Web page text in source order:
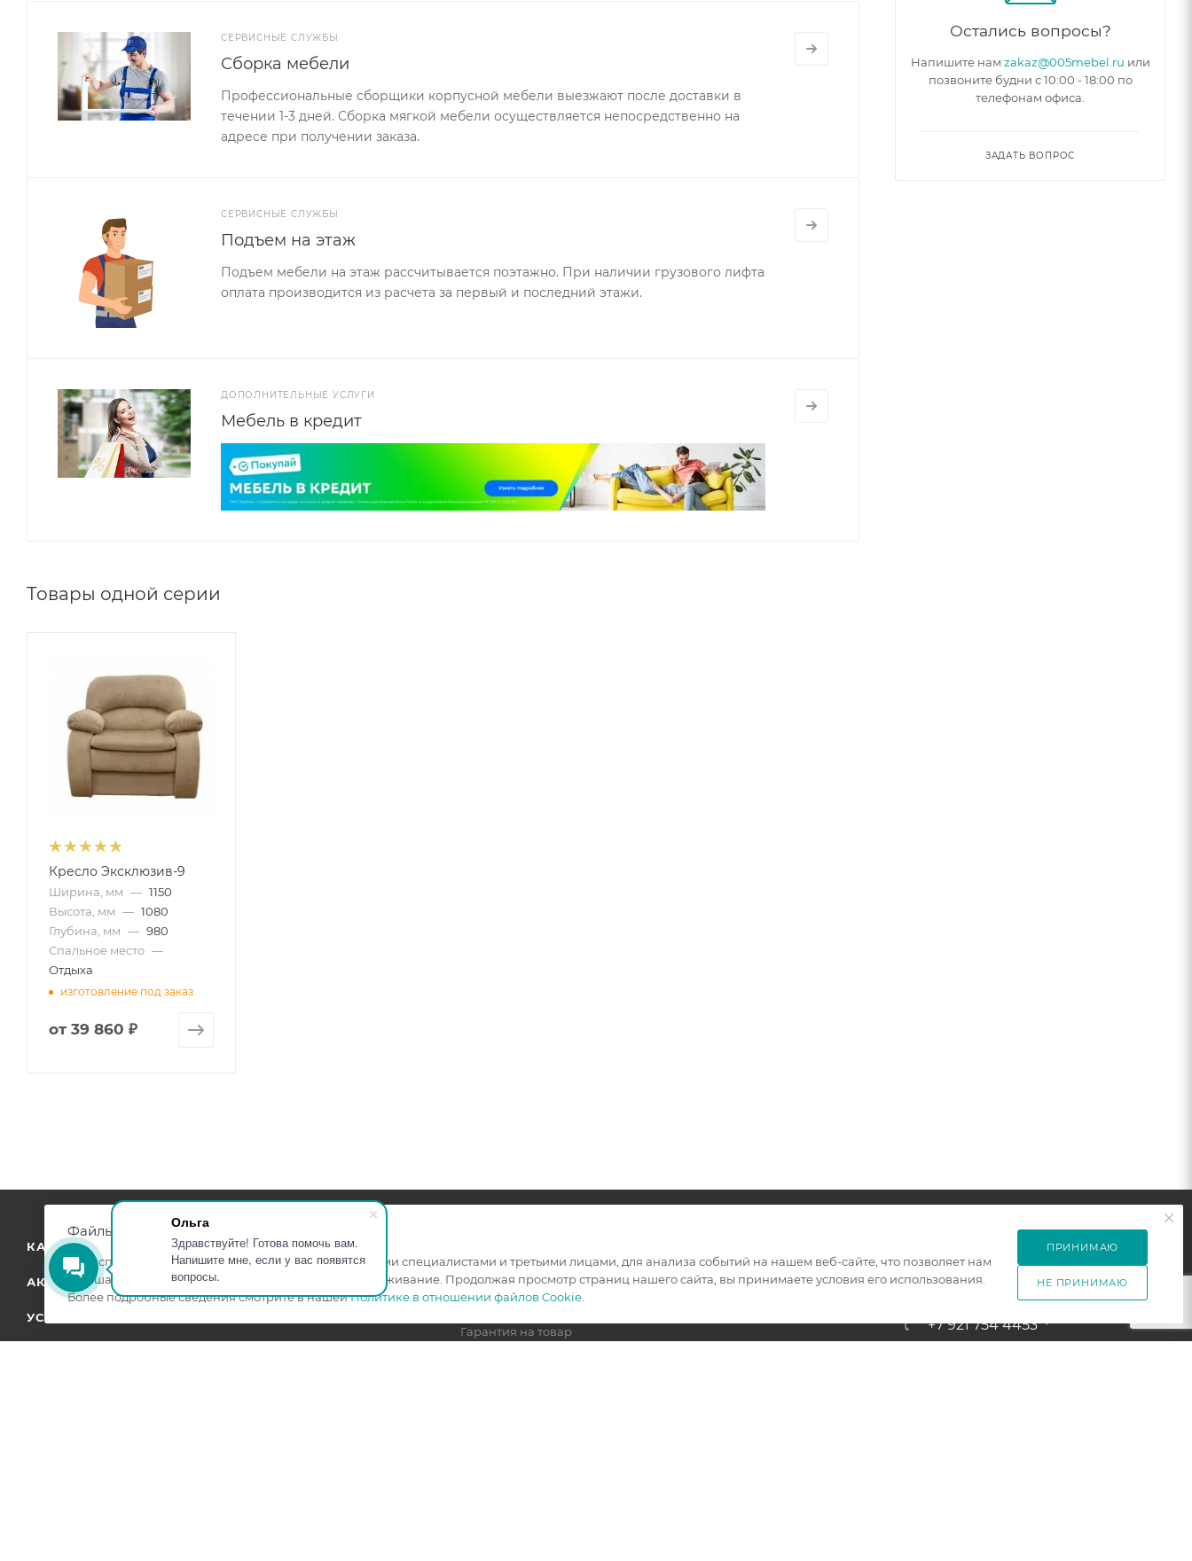
Ольга
Здравствуйте! Готова помочь вам.
Напишите мне, если у вас появятся
вопросы.
СЕРВИСНЫЕ СЛУЖБЫ
Сборка мебели
Профессиональные сборщики корпусной мебели выезжают после доставки в
течении 1-3 дней. Сборка мягкой мебели осуществляется непосредственно на
адресе при получении заказа.
СЕРВИСНЫЕ СЛУЖБЫ
Подъем на этаж
Подъем мебели на этаж рассчитывается поэтажно. При наличии грузового лифта
оплата производится из расчета за первый и последний этажи.
ДОПОЛНИТЕЛЬНЫЕ УСЛУГИ
Мебель в кредит
Товары одной серии
Кресло Эксклюзив-9
Ширина, мм — 1150
Высота, мм — 1080
Глубина, мм — 980
Спальное место —
Отдыха
изготовление под заказ
от 39 860 ₽
Остались вопросы?
Напишите нам zakaz@005mebel.ru или
позвоните будни с 10:00 - 18:00 по
телефонам офиса.
ЗАДАТЬ ВОПРОС
КАТАЛОГ
АКЦИИ
УСЛУГИ
КОМПАНИЯ
Условия оплаты
Условия доставки
Гарантия на товар
Вопрос-ответ
ПОДПИСАТЬСЯ НА РАССЫЛКУ
+7 921 754 4453
Файлы cookie
Мы используем файлы cookie, разработанные нашими специалистами и третьими лицами, для анализа событий на нашем веб-сайте, что позволяет нам
улучшать взаимодействие с пользователями и обслуживание. Продолжая просмотр страниц нашего сайта, вы принимаете условия его использования.
Более подробные сведения смотрите в нашейПолитике в отношении файлов Cookie
ПРИНИМАЮ
НЕ ПРИНИМАЮ